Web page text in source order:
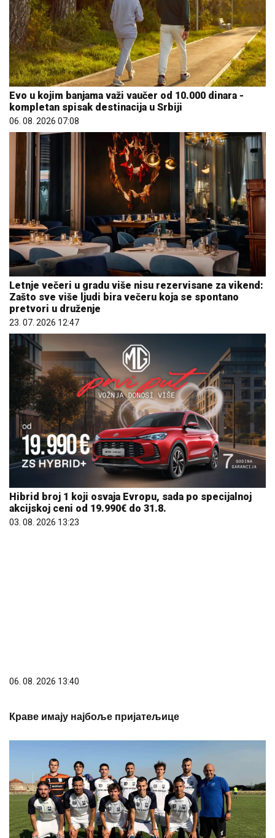
Evo u kojim banjama važi vaučer od 10.000 dinara -
kompletan spisak destinacija u Srbiji
06. 08. 2026 07:08
Letnje večeri u gradu više nisu rezervisane za vikend:
Zašto sve više ljudi bira večeru koja se spontano
pretvori u druženje
23. 07. 2026 12:47
Hibrid broj 1 koji osvaja Evropu, sada po specijalnoj
akcijskoj ceni od 19.990€ do 31.8.
03. 08. 2026 13:23
06. 08. 2026 13:40
Краве имају најбоље пријатељице